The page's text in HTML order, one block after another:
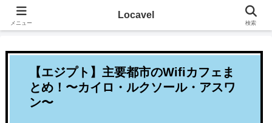
その地に溶け込むローカルたび
【エジプト】主要都市のWifiカフェま
とめ！〜カイロ・ルクソール・アスワ
ン〜
メニュー
Locavel
検索